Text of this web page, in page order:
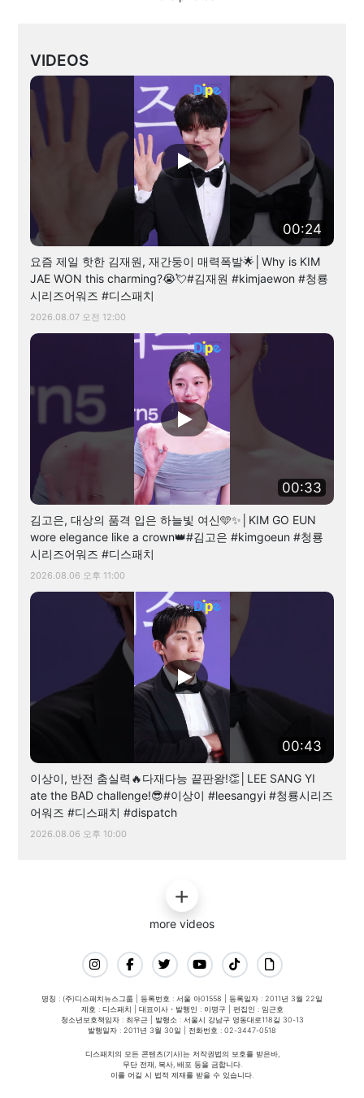
VIDEOS
00:24
요즘 제일 핫한 김재원, 재간둥이 매력폭발🌟│Why is KIM
JAE WON this charming?😭💘#김재원 #kimjaewon #청룡
시리즈어워즈 #디스패치
2026.08.07 오전 12:00
00:33
김고은, 대상의 품격 입은 하늘빛 여신🩵✨│KIM GO EUN
wore elegance like a crown👑#김고은 #kimgoeun #청룡
시리즈어워즈 #디스패치
2026.08.06 오후 11:00
00:43
이상이, 반전 춤실력🔥다재다능 끝판왕!👏│LEE SANG YI
ate the BAD challenge!😎#이상이 #leesangyi #청룡시리즈
어워즈 #디스패치 #dispatch
2026.08.06 오후 10:00
more videos
명칭 : (주)디스패치뉴스그룹 | 등록번호 : 서울 아01558 | 등록일자 : 2011년 3월 22일
제호 : 디스패치 | 대표이사・발행인 : 이명구 | 편집인 : 임근호
청소년보호책임자 : 최우근 | 발행소 : 서울시 강남구 영동대로118길 30-13
발행일자 : 2011년 3월 30일 | 전화번호 : 02-3447-0518
디스패치의 모든 콘텐츠(기사)는 저작권법의 보호를 받은바,
무단 전재, 복사, 배포 등을 금합니다.
이를 어길 시 법적 제재를 받을 수 있습니다.